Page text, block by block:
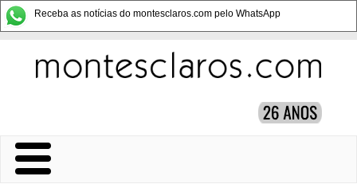
Receba as notícias do montesclaros.com pelo WhatsApp